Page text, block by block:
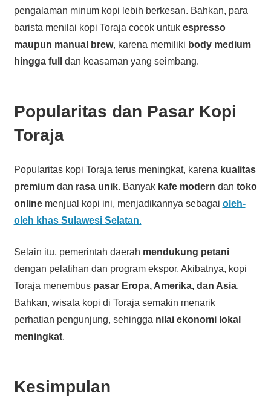
pengalaman minum kopi lebih berkesan. Bahkan, para
barista menilai kopi Toraja cocok untuk espresso
maupun manual brew, karena memiliki body medium
hingga full
dan keasaman yang seimbang.
Popularitas dan Pasar Kopi
Toraja
Popularitas kopi Toraja terus meningkat, karena kualitas
premiumdan rasa unik. Banyak kafe modern dan toko
onlinemenjual kopi ini, menjadikannya sebagai oleh-
oleh khas Sulawesi Selatan.
Selain itu, pemerintah daerah mendukung petani
dengan pelatihan dan program ekspor. Akibatnya, kopi
Toraja menembus pasar Eropa, Amerika, dan Asia.
Bahkan, wisata kopi di Toraja semakin menarik
perhatian pengunjung, sehingga nilai ekonomi lokal
meningkat.
Kesimpulan